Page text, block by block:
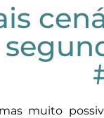
muito